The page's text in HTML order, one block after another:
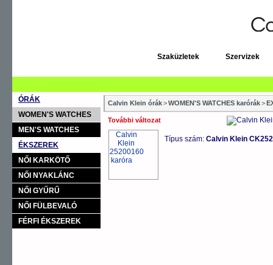
Szaküzletek Szervizek
ÓRÁK
WOMEN'S WATCHES
MEN'S WATCHES
ÉKSZEREK
NŐI KARKÖTŐ
NŐI NYAKLÁNC
NŐI GYŰRŰ
NŐI FÜLBEVALÓ
FÉRFI ÉKSZEREK
Calvin Klein órák>WOMEN'S WATCHES karórák>
További változat
Típus szám: Calvin Klein